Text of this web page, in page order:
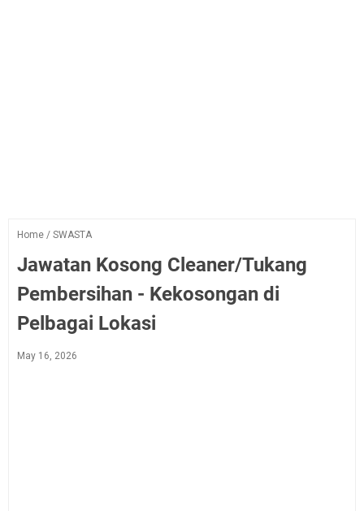
Home / SWASTA
Jawatan Kosong Cleaner/Tukang
Pembersihan - Kekosongan di
Pelbagai Lokasi
May 16, 2026